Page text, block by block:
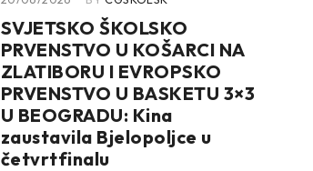
SVJETSKO ŠKOLSKO
PRVENSTVO U KOŠARCI NA
ZLATIBORU I EVROPSKO
PRVENSTVO U BASKETU 3×3
U BEOGRADU: Kina
zaustavila Bjelopoljce u
četvrtfinalu